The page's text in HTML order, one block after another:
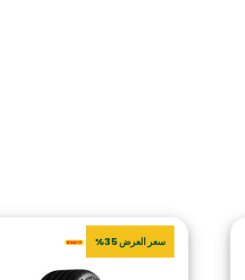
سعر العرض 35%